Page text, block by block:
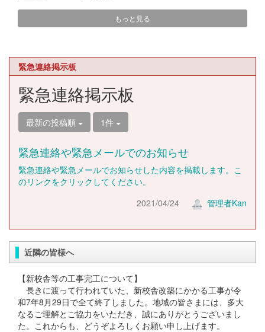
もっと見る
緊急連絡掲示板
緊急連絡掲示板
最新の投稿順 1件
緊急連絡や緊急メールでのお知らせ
緊急連絡や緊急メールでお知らせした内容を掲載します。こ
のリンクをクリックしてください。
2021/04/24
管理者Kan
近隣の皆様へ
【新校舎等の工事完工について】
長きに渡って行われていた、新校舎改築にかかる工事が令
和7年8月29日で全て終了しました。地域の皆さまには、多大
なるご理解とご協力をいただき、誠にありがとうございまし
た。これからも、どうぞよろしくお願い申し上げます。